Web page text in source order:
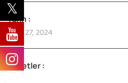
Tarih :
Ocak 27, 2024
Etiketler :